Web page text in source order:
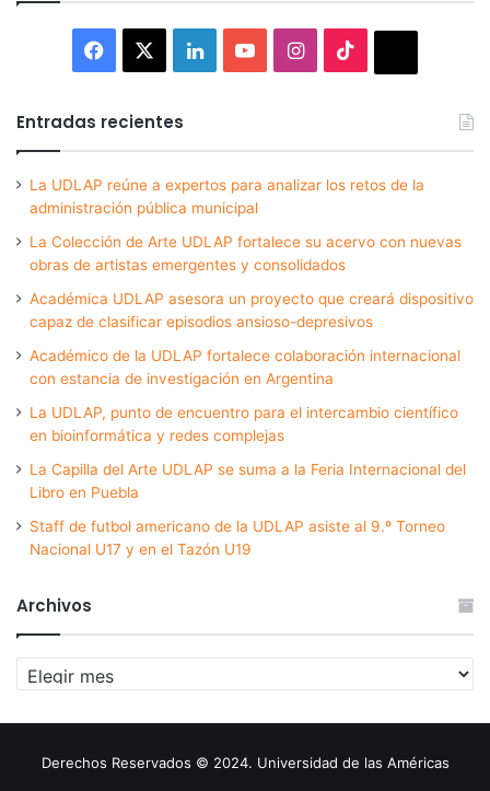
Facebook LinkedInYouTubeInstagram
Entradas recientes
La UDLAP reúne a expertos para analizar los retos de la
administración pública municipal
La Colección de Arte UDLAP fortalece su acervo con nuevas
obras de artistas emergentes y consolidados
Académica UDLAP asesora un proyecto que creará dispositivo
capaz de clasificar episodios ansioso-depresivos
Académico de la UDLAP fortalece colaboración internacional
con estancia de investigación en Argentina
La UDLAP, punto de encuentro para el intercambio científico
en bioinformática y redes complejas
La Capilla del Arte UDLAP se suma a la Feria Internacional del
Libro en Puebla
Staff de futbol americano de la UDLAP asiste al 9.º Torneo
Nacional U17 y en el Tazón U19
Archivos
Archivos
Derechos Reservados © 2024. Universidad de las Américas